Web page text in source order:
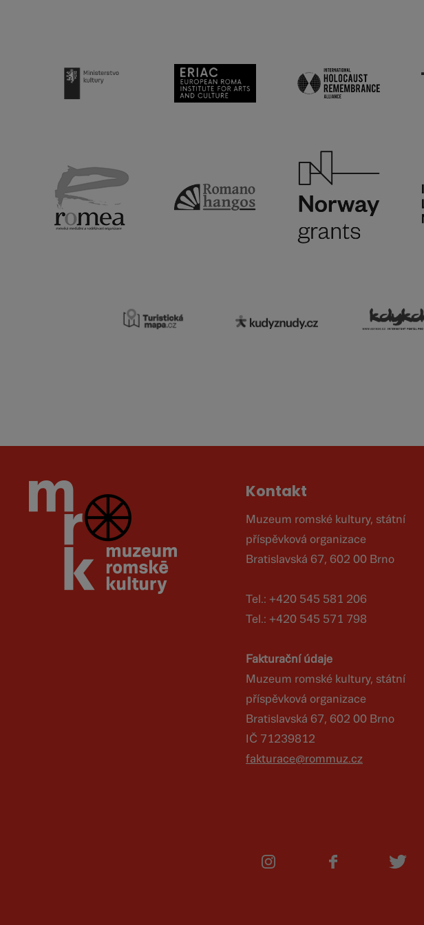
Kontakt
Muzeum romské kultury, státní
příspěvková organizace
Bratislavská 67, 602 00 Brno
Tel.: +420 545 581 206
Tel.: +420 545 571 798
Fakturační údaje
Muzeum romské kultury, státní
příspěvková organizace
Bratislavská 67, 602 00 Brno
IČ 71239812
fakturace@rommuz.cz